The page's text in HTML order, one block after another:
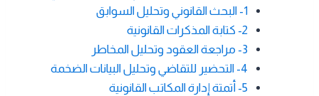
1- البحث القانوني وتحليل السوابق
2- كتابة المذكرات القانونية
3- مراجعة العقود وتحليل المخاطر
4- التحضير للتقاضي وتحليل البيانات الضخمة
5- أتمتة إدارة المكاتب القانونية